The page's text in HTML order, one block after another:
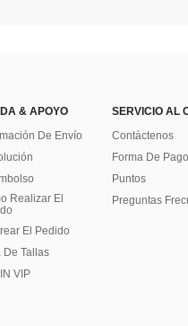
& APOYO
De Envío
Realizar El
El Pedido
De Tallas
VIP
SERVICIO AL
Contáctenos
Forma De Pago
Puntos
Preguntas